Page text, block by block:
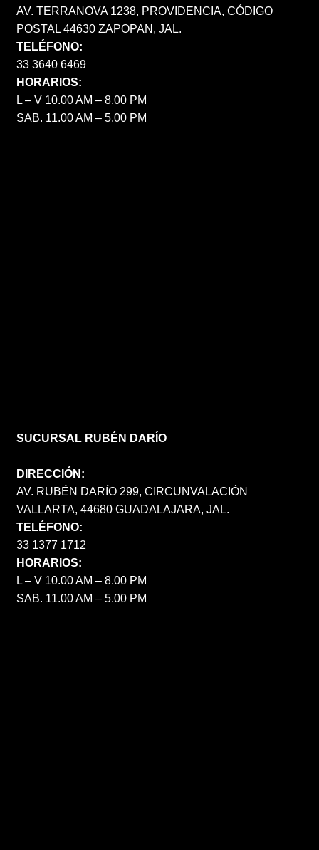
AV. TERRANOVA 1238, PROVIDENCIA, CÓDIGO
POSTAL 44630 ZAPOPAN, JAL.
TELÉFONO:
33 3640 6469
HORARIOS:
L – V 10.00 AM – 8.00 PM
SAB. 11.00 AM – 5.00 PM
SUCURSAL RUBÉN DARÍO
DIRECCIÓN:
AV. RUBÉN DARÍO 299, CIRCUNVALACIÓN
VALLARTA, 44680 GUADALAJARA, JAL.
TELÉFONO:
33 1377 1712
HORARIOS:
L – V 10.00 AM – 8.00 PM
SAB. 11.00 AM – 5.00 PM